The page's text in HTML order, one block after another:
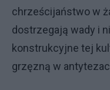
chrześcijaństwo w
dostrzegają wady i
konstrukcyjne tej
grzęzną w